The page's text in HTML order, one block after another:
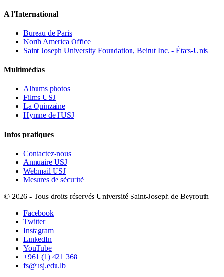
A l'International
Bureau de Paris
North America Office
Saint Joseph University Foundation, Beirut Inc. - États-Unis
Multimédias
Albums photos
Films USJ
La Quinzaine
Hymne de l'USJ
Infos pratiques
Contactez-nous
Annuaire USJ
Webmail USJ
Mesures de sécurité
© 2026 - Tous droits réservés Université Saint-Joseph de Beyrouth
Facebook
Twitter
Instagram
LinkedIn
YouTube
+961 (1) 421 368
fs@usj.edu.lb